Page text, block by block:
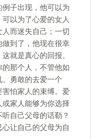
子出现，他可以为
以为了心爱的女人
而迷失自己；一切
到了，他现在很幸
就是真心的回报。
那个人，不管他如
勇敢的去爱一个
怕家人的束缚。爱
家人能够为你选择
自己父母的话勒？
让自己的父母为自